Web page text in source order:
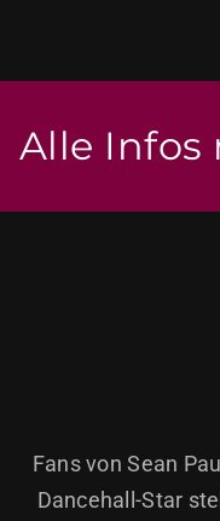
Alle Infos
Fans von Sean
Dancehall-Star